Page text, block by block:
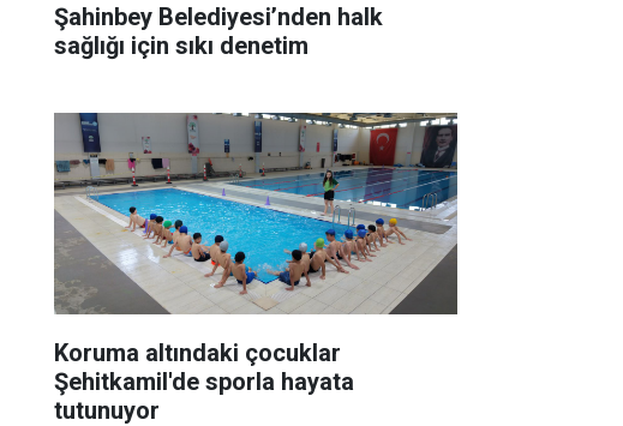
Şahinbey Belediyesi’nden halk
sağlığı için sıkı denetim
Koruma altındaki çocuklar
Şehitkamil'de sporla hayata
tutunuyor